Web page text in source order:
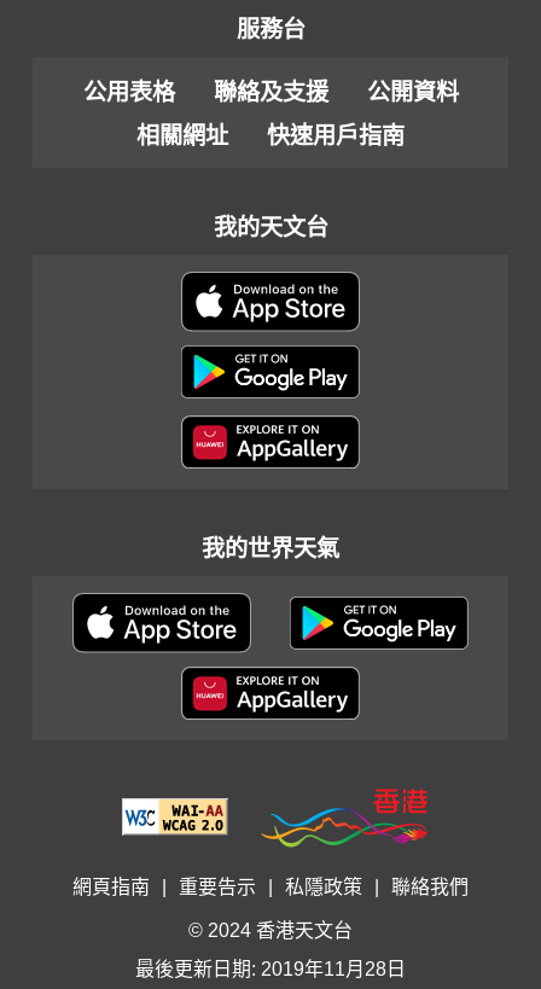
服務台
公用表格 聯絡及支援
公開資料
相關網址
快速用戶指南
我的天文台
我的世界天氣
網頁指南 重要告示 私隱政策 聯絡我們
© 2024 香港天文台
最後更新日期: 2019年11月28日